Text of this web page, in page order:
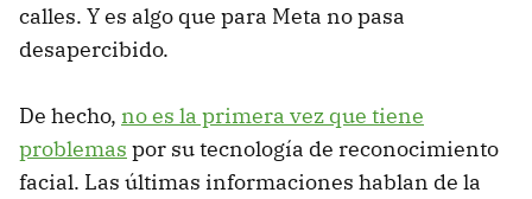
calles. Y es algo que para Meta no pasa
desapercibido.
De hecho, no es la primera vez que tiene
problemas por su tecnología de reconocimiento
facial. Las últimas informaciones hablan de la